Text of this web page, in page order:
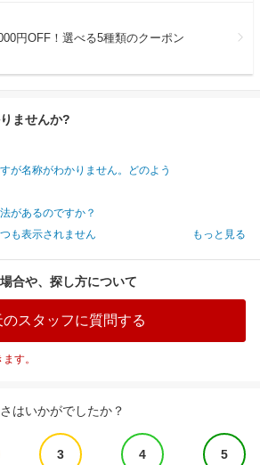
円OFF！選べる5種類のクーポン
ませんか?
が名称がわかりません。どのよう
があるのですか？
も表示されません
もっと見る
合や、探し方について
のスタッフに質問する
す。
はいかがでしたか？
3 4 5